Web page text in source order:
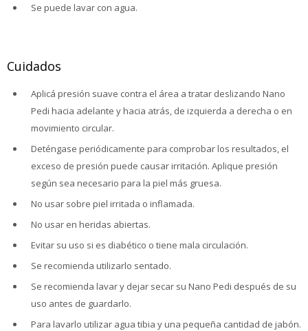
Se puede lavar con agua.
Cuidados
Aplicá presión suave contra el área a tratar deslizando Nano
Pedi hacia adelante y hacia atrás, de izquierda a derecha o en
movimiento circular.
Deténgase periódicamente para comprobar los resultados, el
exceso de presión puede causar irritación. Aplique presión
según sea necesario para la piel más gruesa.
No usar sobre piel irritada o inflamada.
No usar en heridas abiertas.
Evitar su uso si es diabético o tiene mala circulación.
Se recomienda utilizarlo sentado.
Se recomienda lavar y dejar secar su Nano Pedi después de su
uso antes de guardarlo.
Para lavarlo utilizar agua tibia y una pequeña cantidad de jabón.